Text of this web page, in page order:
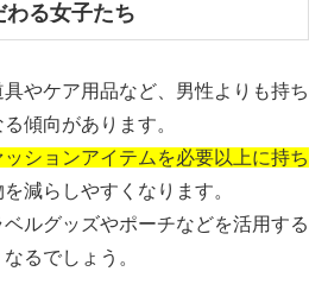
る女子たち
やケア用品など、男性よりも持ち
傾向があります。
ションアイテムを必要以上に持ち
減らしやすくなります。
ルグッズやポーチなどを活用する
るでしょう。